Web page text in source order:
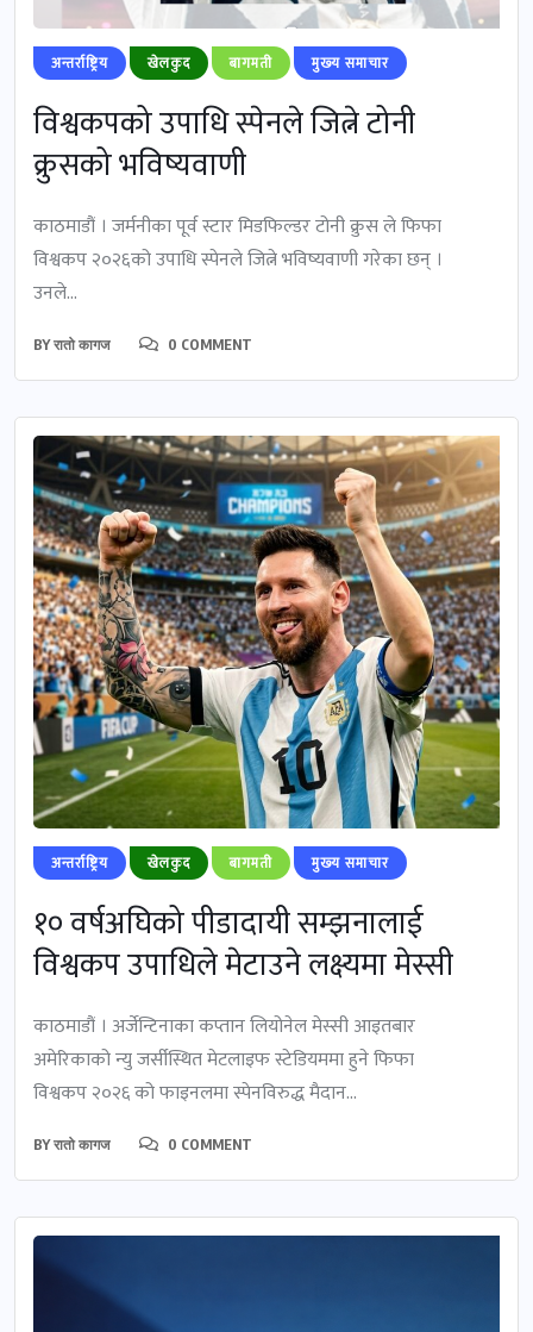
अन्तर्राष्ट्रिय खेलकुद बागमती मुख्‍य समाचार
विश्वकपको उपाधि स्पेनले जित्ने टोनी
क्रुसको भविष्यवाणी
काठमाडौं । जर्मनीका पूर्व स्टार मिडफिल्डर टोनी क्रुस ले फिफा
विश्वकप २०२६को उपाधि स्पेनले जित्ने भविष्यवाणी गरेका छन् ।
उनले...
BYरातो कागज 0 COMMENT
अन्तर्राष्ट्रिय खेलकुद बागमती मुख्‍य समाचार
१० वर्षअघिको पीडादायी सम्झनालाई
विश्वकप उपाधिले मेटाउने लक्ष्यमा मेस्सी
काठमाडौं । अर्जेन्टिनाका कप्तान लियोनेल मेस्सी आइतबार
अमेरिकाको न्यु जर्सीस्थित मेटलाइफ स्टेडियममा हुने फिफा
विश्वकप २०२६ को फाइनलमा स्पेनविरुद्ध मैदान...
BYरातो कागज 0 COMMENT